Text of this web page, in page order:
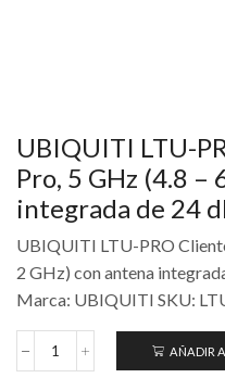
UBIQUITI LTU-
Pro, 5 GHz (4.8 –
integrada de 24
UBIQUITI LTU-PRO
2 GHz) con antena
Marca: UBIQUITI SKU:
AÑADIR